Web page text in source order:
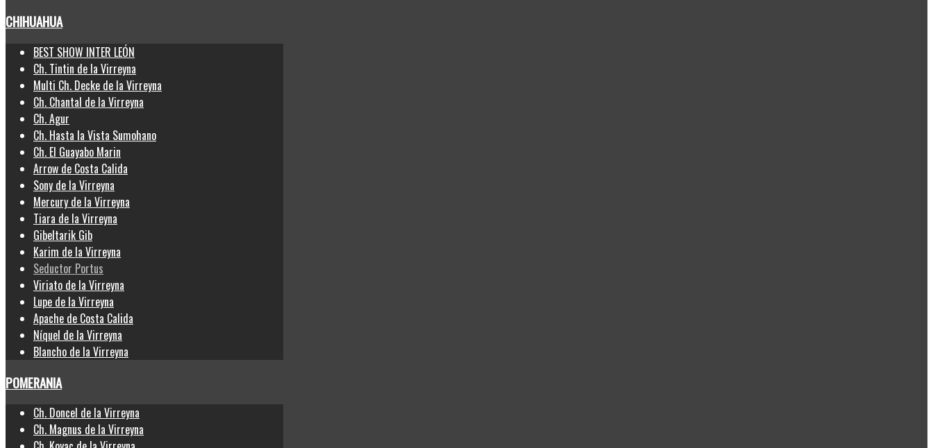
CHIHUAHUA
BEST SHOW INTER LEÓN
Ch. Tintin de la Virreyna
Multi Ch. Decke de la Virreyna
Ch. Chantal de la Virreyna
Ch. Agur
Ch. Hasta la Vista Sumohano
Ch. El Guayabo Marin
Arrow de Costa Calida
Sony de la Virreyna
Mercury de la Virreyna
Tiara de la Virreyna
Gibeltarik Gib
Karim de la Virreyna
Seductor Portus
Viriato de la Virreyna
Lupe de la Virreyna
Apache de Costa Calida
Níquel de la Virreyna
Blancho de la Virreyna
POMERANIA
Ch. Doncel de la Virreyna
Ch. Magnus de la Virreyna